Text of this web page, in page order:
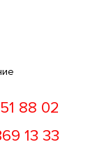
88 02
13 33